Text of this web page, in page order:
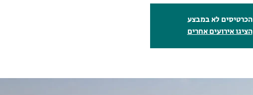
הכרטיסים לא במבצע
הציגו אירועים אחרים